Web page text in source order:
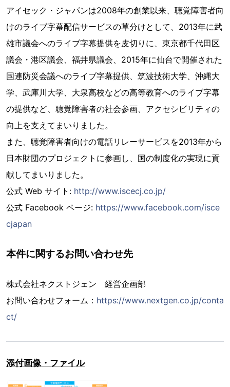
アイセック・ジャパンは2008年の創業以来、聴覚障害者向
けのライブ字幕配信サービスの草分けとして、2013年に武
雄市議会へのライブ字幕提供を皮切りに、東京都千代田区
議会・港区議会、福井県議会、2015年に仙台で開催された
国連防災会議へのライブ字幕提供、筑波技術大学、沖縄大
学、武庫川大学、大泉高校などの高等教育へのライブ字幕
の提供など、聴覚障害者の社会参画、アクセシビリティの
向上を支えてまいりました。
また、聴覚障害者向けの電話リレーサービスを2013年から
日本財団のプロジェクトに参画し、国の制度化の実現に貢
献してまいりました。
公式 Web サイト: http://www.iscecj.co.jp/
公式 Facebook ページ: https://www.facebook.com/isce
cjapan
本件に関するお問い合わせ先
株式会社ネクストジェン 経営企画部
お問い合わせフォーム： https://www.nextgen.co.jp/conta
ct/
添付画像・ファイル